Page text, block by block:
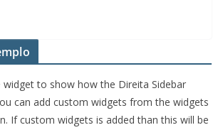
widget to show how the Direita Sidebar
can add custom widgets from the widgets
If custom widgets is added than this will be